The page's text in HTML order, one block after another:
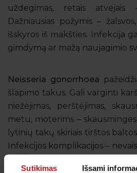
Sutikimas Išsami
uždegimas, retais atvejais
Dažniausias požymis –
išskyros iš makšties. Infekcija
gimdymą ar mažą naujagimio
Neisseria gonorrhoea
šlapimo takus. Gali varginti
niežėjimas, perštėjimas,
metu, moterims –
lytinių takų skiriais tirštos
Infekcijos komplikacijos –